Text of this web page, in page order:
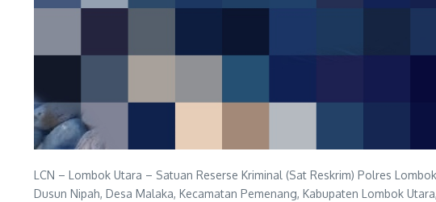
LCN – Lombok Utara – Satuan Reserse Kriminal (Sat Reskrim) Polres
Dusun Nipah, Desa Malaka, Kecamatan Pemenang, Kabupaten Lombok